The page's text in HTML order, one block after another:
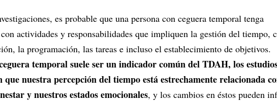
es probable que una persona con ceguera temporal tenga
actividades y responsabilidades que impliquen la gestión del tiempo,
la programación, las tareas e incluso el establecimiento de objetivos.
temporal suele ser un indicador común del TDAH, los
que nuestra percepción del tiempo está estrechamente relacionada
y nuestros estados emocionales, y los cambios en éstos pueden